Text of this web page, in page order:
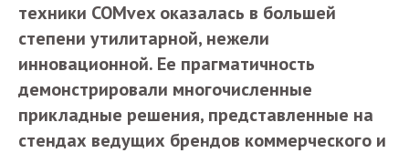
техники COMvex оказалась в большей
степени утилитарной, нежели
инновационной. Ее прагматичность
демонстрировали многочисленные
прикладные решения, представленные на
стендах ведущих брендов коммерческого и